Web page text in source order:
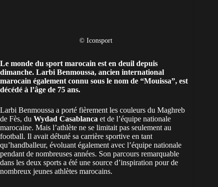
© Iconsport
Le monde du sport marocain est en deuil depuis
dimanche. Larbi Benmoussa, ancien international
marocain également connu sous le nom de “Mouissa”, est
décédé à l’âge de 75 ans.
Larbi Benmoussa a porté fièrement les couleurs du Maghreb
de Fès, du Wydad Casablanca et de l’équipe nationale
marocaine. Mais l’athlète ne se limitait pas seulement au
football. Il avait débuté sa carrière sportive en tant
qu’handballeur, évoluant également avec l’équipe nationale
pendant de nombreuses années. Son parcours remarquable
dans les deux sports a été une source d’inspiration pour de
nombreux jeunes athlètes marocains.